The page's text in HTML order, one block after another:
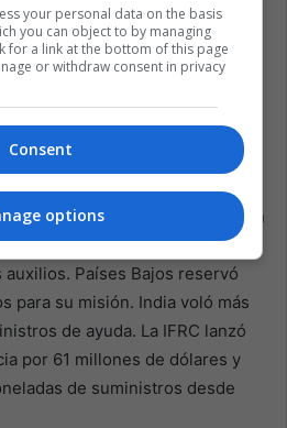
telecomunicaciones y
de campaña.
150 millones de dólares en
fondos para OCHA y
Desplegó equipos de
condados de Fairfax y Los
rescatistas. España aterrizó con
ingenieros, perros y
Países Bajos reservó
para su misión. India voló más
de ayuda. La IFRC lanzó
por 61 millones de dólares y
de suministros desde
your personal data on the basis
you can object to by managing
for a link at the bottom of this page
or withdraw consent in privacy
Consent
options